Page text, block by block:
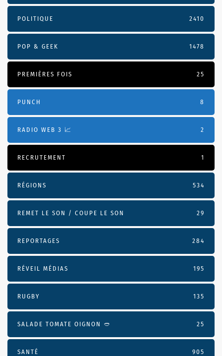
POLITIQUE 2410
POP & GEEK 1478
PREMIÈRES FOIS 25
PUNCH 8
RADIO WEB 3 📈 2
RECRUTEMENT 1
RÉGIONS 534
REMET LE SON / COUPE LE SON 29
REPORTAGES 284
RÉVEIL MÉDIAS 195
RUGBY 135
SALADE TOMATE OIGNON 🥙 25
SANTÉ 905